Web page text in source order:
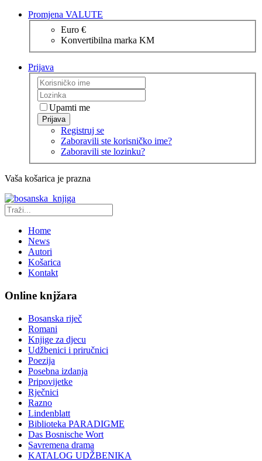
Promjena VALUTE
Euro €
Konvertibilna marka KM
Prijava
Upamti me
Prijava
Registruj se
Zaboravili ste korisničko ime?
Zaboravili ste lozinku?
Vaša košarica je prazna
Home
News
Autori
Košarica
Kontakt
Online knjžara
Bosanska riječ
Romani
Knjige za djecu
Udžbenici i priručnici
Poezija
Posebna izdanja
Pripovijetke
Rječnici
Razno
Lindenblatt
Biblioteka PARADIGME
Das Bosnische Wort
Savremena drama
KATALOG UDŽBENIKA